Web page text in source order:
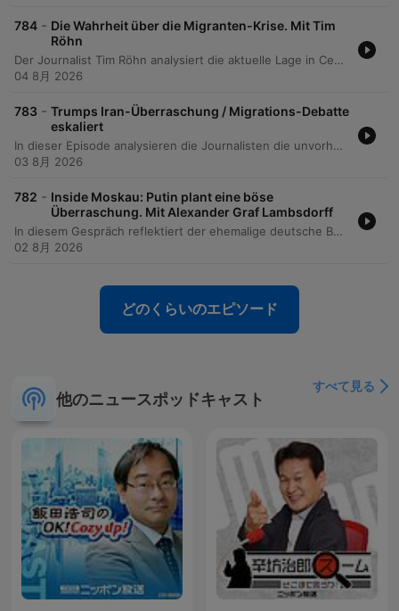
784 - Die Wahrheit über die Migranten-Krise. Mit Tim
Röhn
Der Journalist Tim Röhn analysiert die aktuelle Lage in Ceuta nach dem Massenansturm und beleuchtet die Diskrepanz zwischen offiziellen Regierungsangaben und der Realität vor Ort. Dabei werden die Schwierigkeiten bei der Identifizierung von Minderjährigen sowie die politische Instrumentalisierung der Krise thematisiert. Darüber hinaus wird die Vertrauenskrise der spanischen Regierung unter Pedro Sánchez sowie die Nutzung von Migration als politisches Druckmittel durch Marokko diskutiert. Die Episode beleuchtet zudem die wirtschaftliche Bedeutung der Zuwanderung für den spanischen Arbeitsmarkt und die tiefe gesellschaftliche Spaltung Spaniens durch den Aufstieg rechtspopulistischer Kräfte.
04 8月 2026
783 - Trumps Iran-Überraschung / Migrations-Debatte
eskaliert
In dieser Episode analysieren die Journalisten die unvorhersehbare Außenpolitik von Donald Trump, insbesondere im Hinblick auf die geopolitische Instabilität zwischen dem Iran und Israel sowie die Auswirkungen auf die militärische Abschreckung. Zudem wird die Migrationskrise in Ceuta thematisiert, wobei die schnelle Politisierung durch Verschwörungstheorien und die mediale Dynamik im Fokus stehen. Darüber hinaus beleuchtet der Podcast die politische Instabilität bei der deutschen Rentenreform. Es wird untersucht, wie parteiinterne Differenzen und Wahlkampfinteressen in Ostdeutschland den Kurs von CDU und SPD bei der Debatte um die Rente mit 63 gefährden.
03 8月 2026
782 - Inside Moskau: Putin plant eine böse
Überraschung. Mit Alexander Graf Lambsdorff
In diesem Gespräch reflektiert der ehemalige deutsche Botschafter in Moskau, Alexander Graf Lambsdorf, über seine diplomatische Tätigkeit unter schwierigen politischen Bedingungen. Er beleuchtet die Herausforderungen der Informationsbeschaffung und Analyse inmitten von Überwachung durch den FSB sowie der konfrontativen russischen Propaganda. Darüber hinaus analysiert er die strategische Entwicklung des Krieges, die Auswirkungen ukrainischer Angriffe auf die russische Infrastruktur und die zunehmende Repression gegen die demokratische Opposition. Das Gespräch thematisiert zudem die tiefgreifenden politischen Folgen des Todes von Alexei Nawalny sowie die Zukunft der deutsch-russischen Beziehungen.
02 8月 2026
どのくらいのエピソード
他のニュースポッドキャスト
すべて見る